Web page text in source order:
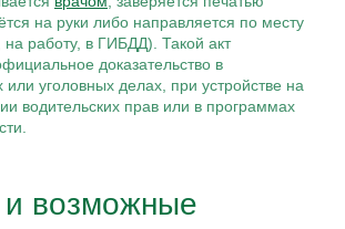
на руки либо направляется по месту
на работу, в ГИБДД). Такой акт
доказательство в
уголовных делах, при устройстве на
водительских прав или в программах
возможные